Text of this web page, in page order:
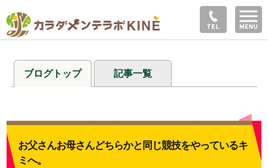
ブログトップ 記事一覧
お父さんお母さんどちらかと同じ競技をやっているキ
ミへ。